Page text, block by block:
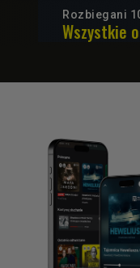
Rozbiegani
Wszystkie